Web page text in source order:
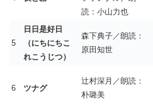
読：小山力也
5
日日是好日
（にちにちこ
れこうじつ）
森下典子／朗読：
原田知世
6 ツナグ
辻村深月／朗読：
朴璐美